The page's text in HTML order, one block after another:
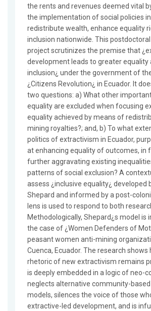
the rents and revenues deemed vital
the implementation of social policies
redistribute wealth, enhance equality
inclusion nationwide. This
project scrutinizes the premise that
development leads to greater equality
inclusion¿ under the government of
¿Citizens Revolution¿ in Ecuador. It
two questions: a) What other
equality are excluded when focusing
equality achieved by means of
mining royalties?; and, b) To what
politics of extractivism in Ecuador,
at enhancing equality of outcomes, in
further aggravating existing
patterns of social exclusion? A
assess ¿inclusive equality¿ developed
Shepard and informed by a post-
lens is used to respond to both
Methodologically, Shepard¿s model is
the case of ¿Women Defenders of
peasant women anti-mining
Cuenca, Ecuador. The research shows
rhetoric of new extractivism remains
is deeply embedded in a logic of neo-
neglects alternative community-
models, silences the voice of those
extractive-led development, and is